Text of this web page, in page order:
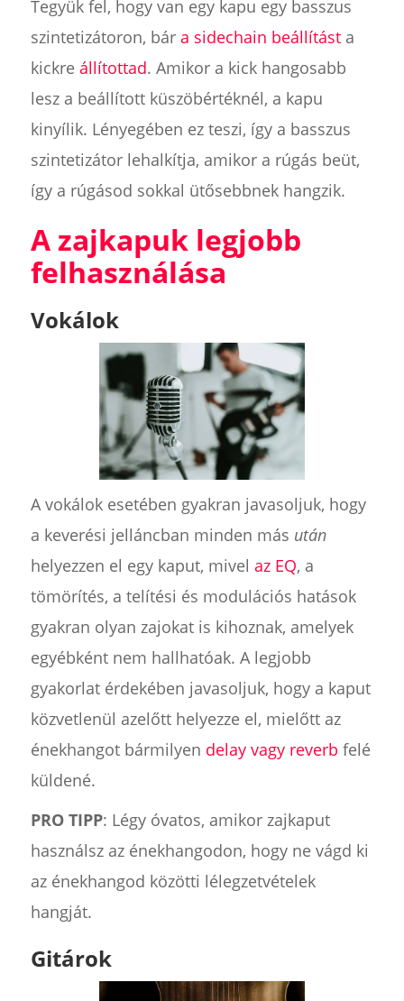
Tegyük fel, hogy van egy kapu egy basszus
szintetizátoron, bár a sidechain beállításta
kickre állítottad. Amikor a kick hangosabb
lesz a beállított küszöbértéknél, a kapu
kinyílik. Lényegében ez teszi, így a basszus
szintetizátor lehalkítja, amikor a rúgás beüt,
így a rúgásod sokkal ütősebbnek hangzik.
A zajkapuk legjobb
felhasználása
Vokálok
A vokálok esetében gyakran javasoljuk, hogy
a keverési jelláncban minden más után
helyezzen el egy kaput, mivel az EQ, a
tömörítés, a telítési és modulációs hatások
gyakran olyan zajokat is kihoznak, amelyek
egyébként nem hallhatóak. A legjobb
gyakorlat érdekében javasoljuk, hogy a kaput
közvetlenül azelőtt helyezze el, mielőtt az
énekhangot bármilyen delay vagy reverb felé
küldené.
PRO TIPP: Légy óvatos, amikor zajkaput
használsz az énekhangodon, hogy ne vágd ki
az énekhangod közötti lélegzetvételek
hangját.
Gitárok